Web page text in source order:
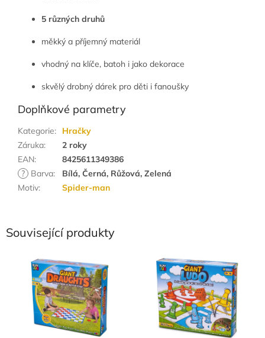
Související produkty
5 různých druhů
měkký a příjemný materiál
vhodný na klíče, batoh i jako dekorace
skvělý drobný dárek pro děti i fanoušky
Doplňkové parametry
Kategorie:
Hračky
Záruka:
2 roky
EAN:
8425611349386
?
Barva:
Bílá, Černá, Růžová, Zelená
Motiv: Spider-man